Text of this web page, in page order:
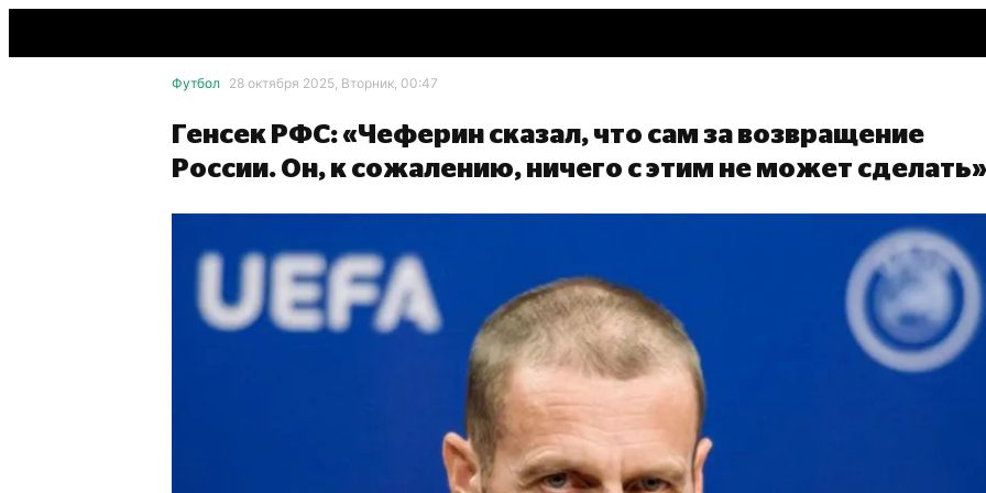
Футбол 28 октября 2025, Вторник, 00:47
Генсек РФС: «Чеферин сказал, что сам за возвращение
России. Он, к сожалению, ничего с этим не может сделать»